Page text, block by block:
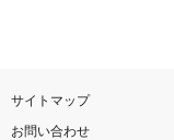
サイトマップ
お問い合わせ